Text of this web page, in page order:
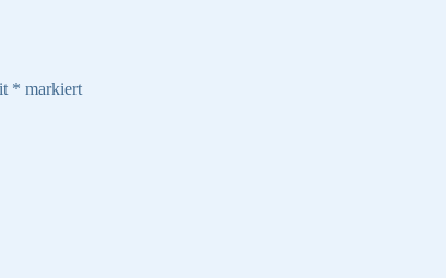
* markiert